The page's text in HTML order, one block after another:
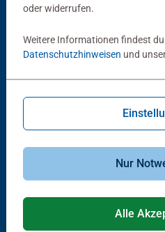
Andere Kunden
Puzzle-Ball Nachtlicht Pferde am
3D Puzzle beleuchtet
oder widerrufen.
Weitere Informationen findest
Datenschutzhinweisen und
Nur
Alle